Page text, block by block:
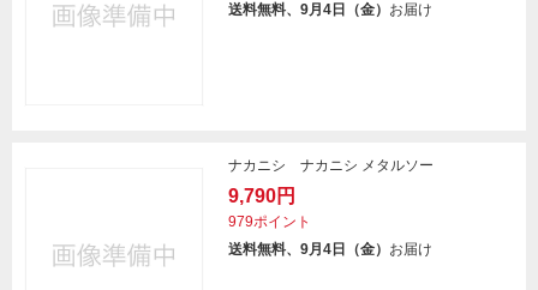
送料無料、9月4日（金） お届け
ナカニシ ナカニシ メタルソー
9,790円
979ポイント
送料無料、9月4日（金） お届け